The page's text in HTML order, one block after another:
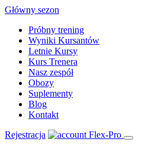
Skip
content
Główny sezon
Próbny trening
Wyniki Kursantów
Letnie Kursy
Kurs Trenera
Nasz zespół
Obozy
Suplementy
Blog
Kontakt
Rejestracja